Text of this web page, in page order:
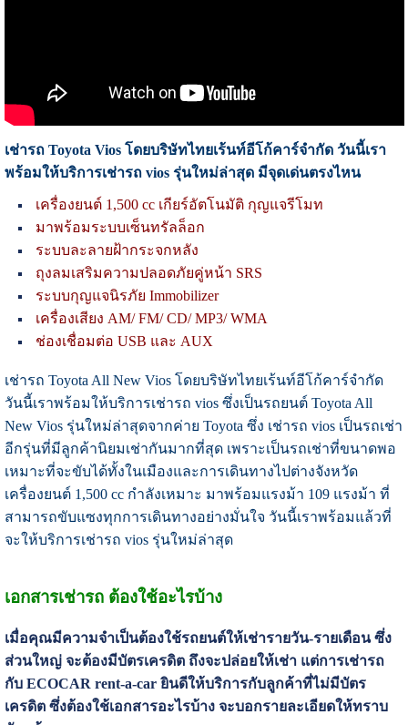
เช่ารถ Toyota Vios โดยบริษัทไทยเร้นท์อีโก้คาร์จำกัด วันนี้เรา
พร้อมให้บริการเช่ารถ vios รุ่นใหม่ล่าสุด มีจุดเด่นตรงไหน
เครื่องยนต์ 1,500 cc เกียร์อัตโนมัติ กุญแจรีโมท
มาพร้อมระบบเซ็นทรัลล็อก
ระบบละลายฝ้ากระจกหลัง
ถุงลมเสริมความปลอดภัยคู่หน้า SRS
ระบบกุญแจนิรภัย Immobilizer
เครื่องเสียง AM/ FM/ CD/ MP3/ WMA
ช่องเชื่อมต่อ USB และ AUX
เช่ารถ Toyota All New Vios โดยบริษัทไทยเร้นท์อีโก้คาร์จำกัด
วันนี้เราพร้อมให้บริการเช่ารถ vios ซึ่งเป็นรถยนต์ Toyota All
New Vios รุ่นใหม่ล่าสุดจากค่าย Toyota ซึ่ง เช่ารถ vios เป็นรถเช่า
อีกรุ่นที่มีลูกค้านิยมเช่ากันมากที่สุด เพราะเป็นรถเช่าที่ขนาดพอ
เหมาะที่จะขับได้ทั้งในเมืองและการเดินทางไปต่างจังหวัด
เครื่องยนต์ 1,500 cc กำลังเหมาะ มาพร้อมแรงม้า 109 แรงม้า ที่
สามารถขับแซงทุกการเดินทางอย่างมั่นใจ วันนี้เราพร้อมแล้วที่
จะให้บริการเช่ารถ vios รุ่นใหม่ล่าสุด
เอกสารเช่ารถ ต้องใช้อะไรบ้าง
เมื่อคุณมีความจำเป็นต้องใช้รถยนต์ให้เช่ารายวัน-รายเดือน ซึ่ง
ส่วนใหญ่ จะต้องมีบัตรเครดิต ถึงจะปล่อยให้เช่า แต่การเช่ารถ
กับ ECOCAR rent-a-car ยินดีให้บริการกับลูกค้าที่ไม่มีบัตร
เครดิต ซึ่งต้องใช้เอกสารอะไรบ้าง จะบอกรายละเอียดให้ทราบ